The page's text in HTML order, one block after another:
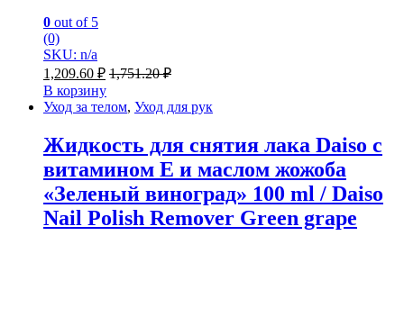
0 out of 5
(0)
SKU: n/a
1,209.60 ₽ 1,751.20₽
В корзину
Уход за телом, Уход для рук
Жидкость для снятия лака Daiso с
витамином Е и маслом жожоба
«Зеленый виноград» 100 ml / Daiso
Nail Polish Remover Green grape